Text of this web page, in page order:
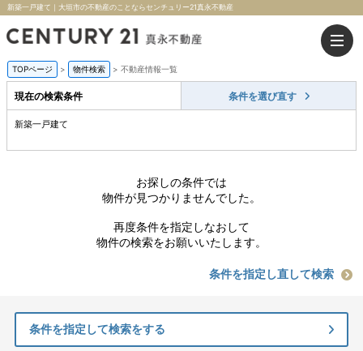
新築一戸建て｜大垣市の不動産のことならセンチュリー21真永不動産
TOPページ > 物件検索 > 不動産情報一覧
現在の検索条件 条件を選び直す
新築一戸建て
お探しの条件では
物件が見つかりませんでした。
再度条件を指定しなおして
物件の検索をお願いいたします。
条件を指定し直して検索
条件を指定して検索をする